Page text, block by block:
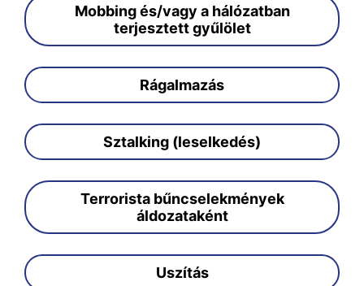
Mobbing és/vagy a hálózatban
terjesztett gyűlölet
Rágalmazás
Sztalking (leselkedés)
Terrorista bűncselekmények
áldozataként
Uszítás